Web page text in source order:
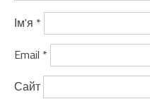
Ім'я *
Email *
Сайт